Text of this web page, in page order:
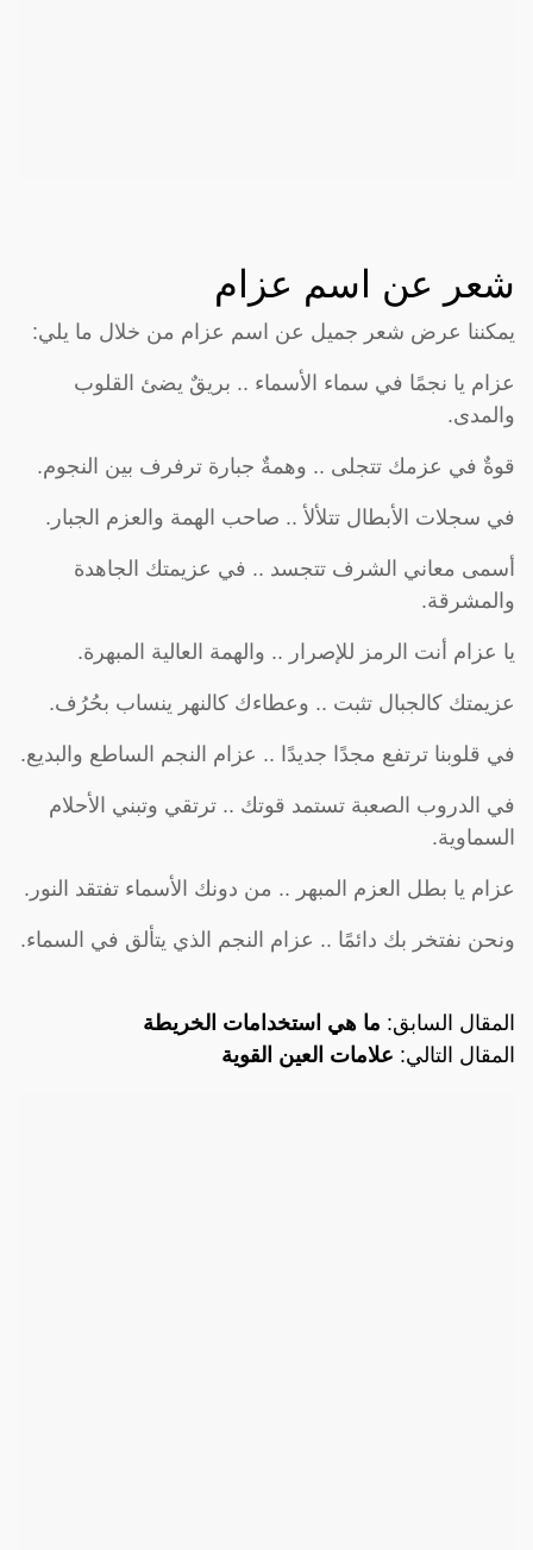
شعر عن اسم عزام
يمكننا عرض شعر جميل عن اسم عزام من خلال ما يلي:
عزام يا نجمًا في سماء الأسماء .. بريقٌ يضئ القلوب
والمدى.
قوةٌ في عزمك تتجلى .. وهمةٌ جبارة ترفرف بين النجوم.
في سجلات الأبطال تتلألأ .. صاحب الهمة والعزم الجبار.
أسمى معاني الشرف تتجسد .. في عزيمتك الجاهدة
والمشرقة.
يا عزام أنت الرمز للإصرار .. والهمة العالية المبهرة.
عزيمتك كالجبال تثبت .. وعطاءك كالنهر ينساب بحُرُف.
في قلوبنا ترتفع مجدًا جديدًا .. عزام النجم الساطع والبديع.
في الدروب الصعبة تستمد قوتك .. ترتقي وتبني الأحلام
السماوية.
عزام يا بطل العزم المبهر .. من دونك الأسماء تفتقد النور.
ونحن نفتخر بك دائمًا .. عزام النجم الذي يتألق في السماء.
المقال السابق: ما هي استخدامات الخريطة
المقال التالي: علامات العين القوية